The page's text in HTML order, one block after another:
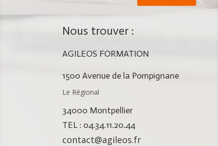
Nous trouver :
AGILEOS FORMATION
1500 Avenue de la Pompignane
Le Régional
34000 Montpellier
TEL : 04.34.11.20.44
contact@agileos.fr